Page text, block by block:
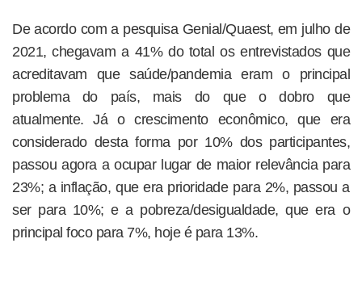
De acordo com a pesquisa Genial/Quaest, em julho de
2021, chegavam a 41% do total os entrevistados que
acreditavam que saúde/pandemia eram o principal
problema do país, mais do que o dobro que
atualmente. Já o crescimento econômico, que era
considerado desta forma por 10% dos participantes,
passou agora a ocupar lugar de maior relevância para
23%; a inflação, que era prioridade para 2%, passou a
ser para 10%; e a pobreza/desigualdade, que era o
principal foco para 7%, hoje é para 13%.